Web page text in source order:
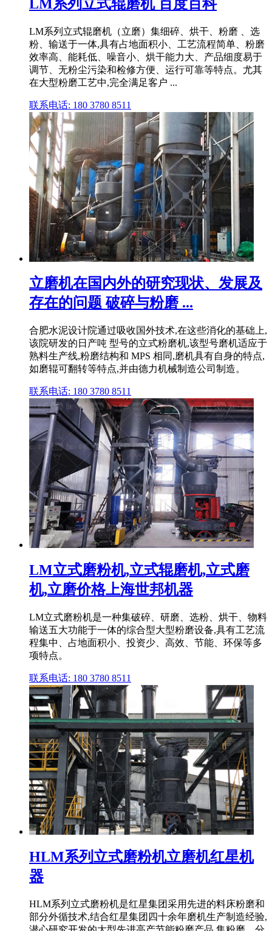
LM系列立式辊磨机 百度百科
LM系列立式辊磨机（立磨）集细碎、烘干、粉磨 、选
粉、输送于一体,具有占地面积小、工艺流程简单、粉磨
效率高、能耗低、噪音小、烘干能力大、产品细度易于
调节、无粉尘污染和检修方便、运行可靠等特点。尤其
在大型粉磨工艺中,完全满足客户 ...
联系电话: 180 3780 8511
立磨机在国内外的研究现状、发展及
存在的问题 破碎与粉磨 ...
合肥水泥设计院通过吸收国外技术,在这些消化的基础上,
该院研发的日产吨 型号的立式粉磨机,该型号磨机适应于
熟料生产线,粉磨结构和 MPS 相同,磨机具有自身的特点,
如磨辊可翻转等特点,并由德力机械制造公司制造。
联系电话: 180 3780 8511
LM立式磨粉机,立式辊磨机,立式磨
机,立磨价格上海世邦机器
LM立式磨粉机是一种集破碎、研磨、选粉、烘干、物料
输送五大功能于一体的综合型大型粉磨设备,具有工艺流
程集中、占地面积小、投资少、高效、节能、环保等多
项特点。
联系电话: 180 3780 8511
HLM系列立式磨粉机立磨机红星机
器
HLM系列立式磨粉机是红星集团采用先进的料床粉磨和
部分外循技术,结合红星集团四十余年磨机生产制造经验,